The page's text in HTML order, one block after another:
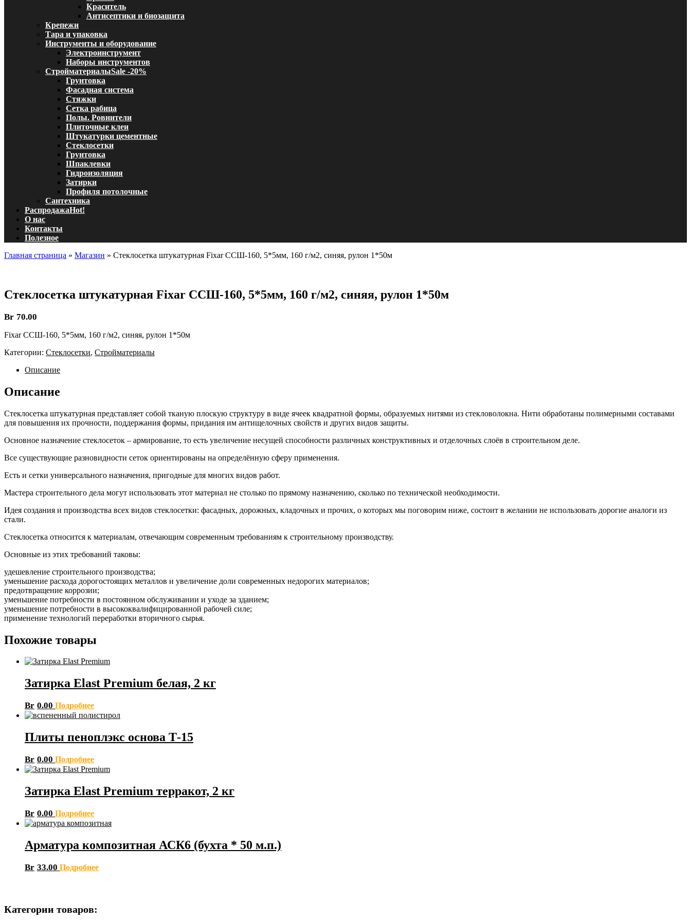
Краситель
Антисептики и биозащита
Крепежи
Тара и упаковка
Инструменты и оборудование
Электроинструмент
Наборы инструментов
СтройматериалыSale -20%
Грунтовка
Фасадная система
Стяжки
Сетка рабица
Полы. Ровнители
Плиточные клеи
Штукатурки цементные
Стеклосетки
Грунтовка
Шпаклевки
Гидроизоляция
Затирки
Профиля потолочные
Сантехника
РаспродажаHot!
О нас
Контакты
Полезное
Главная страница » Магазин » Стеклосетка штукатурная Fixar ССШ-160, 5*5мм, 160 г/м2, синяя, рулон 1*50м
Стеклосетка штукатурная Fixar ССШ-160, 5*5мм, 160 г/м2, синяя, рулон 1*50м
Br 70.00
Fixar ССШ-160, 5*5мм, 160 г/м2, синяя, рулон 1*50м
Категории: Стеклосетки, Стройматериалы
Описание
Описание
Стеклосетка штукатурная представляет собой тканую плоскую структуру в виде ячеек квадратной формы, образуемых нитями из стекловолокна. Нити обработаны полимерными составами
для повышения их прочности, поддержания формы, придания им антищелочных свойств и других видов защиты.
Основное назначение стеклосеток – армирование, то есть увеличение несущей способности различных конструктивных и отделочных слоёв в строительном деле.
Все существующие разновидности сеток ориентированы на определённую сферу применения.
Есть и сетки универсального назначения, пригодные для многих видов работ.
Мастера строительного дела могут использовать этот материал не столько по прямому назначению, сколько по технической необходимости.
Идея создания и производства всех видов стеклосетки: фасадных, дорожных, кладочных и прочих, о которых мы поговорим ниже, состоит в желании не использовать дорогие аналоги из
стали.
Стеклосетка относится к материалам, отвечающим современным требованиям к строительному производству.
Основные из этих требований таковы:
удешевление строительного производства;
уменьшение расхода дорогостоящих металлов и увеличение доли современных недорогих материалов;
предотвращение коррозии;
уменьшение потребности в постоянном обслуживании и уходе за зданием;
уменьшение потребности в высококвалифицированной рабочей силе;
применение технологий переработки вторичного сырья.
Похожие товары
Затирка Elast Premium белая, 2 кг
Br 0.00 Подробнее
Плиты пеноплэкс основа Т-15
Br 0.00 Подробнее
Затирка Elast Premium терракот, 2 кг
Br 0.00 Подробнее
Арматура композитная АСК6 (бухта * 50 м.п.)
Br 33.00 Подробнее
Категории товаров: